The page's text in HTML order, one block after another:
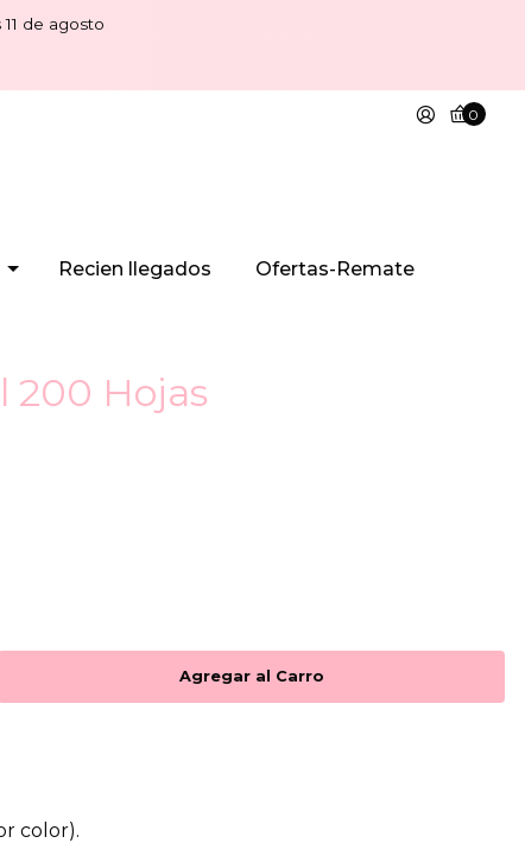
de agosto
0
Recien llegados Ofertas-Remate
200 Hojas
color).